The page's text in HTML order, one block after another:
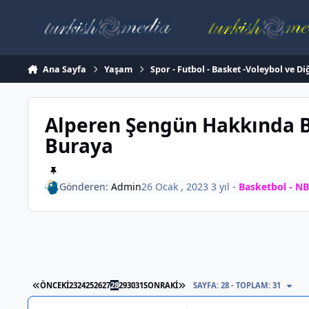
Ana Sayfa Yaşam Spor - Futbol - Basket -Voleybol ve
Alperen Şengün Hakkında
Buraya
Gönderen: Admin26 Ocak , 2023 3 yıl - Basketbol -
İLK SAYFA
ÖNCEKI232425262728293031SONRAKI SON SAYFA
SAYFA: 28 - TOPLAM: 31